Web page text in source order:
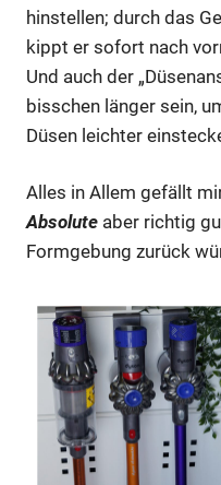
hinstellen; durch das
kippt er sofort nach
Und auch der
bisschen länger sein,
Düsen leichter
Alles in Allem gefällt
Absolute aber richtig
Formgebung zurück